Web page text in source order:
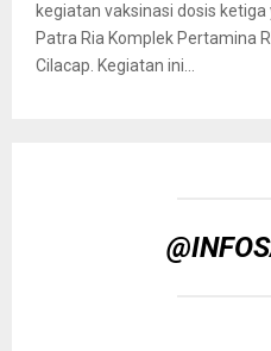
kegiatan vaksinasi dosis
Patra Ria Komplek Pertamina
Cilacap. Kegiatan ini...